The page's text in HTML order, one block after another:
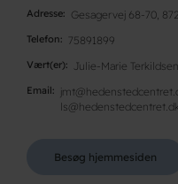
Adresse Gesagervej 68-70,
Telefon 75891899
Vært(er) Julie-Marie Terkildsen
Email
ls@hedenstedcentret.dk
Besøg hjemmesiden